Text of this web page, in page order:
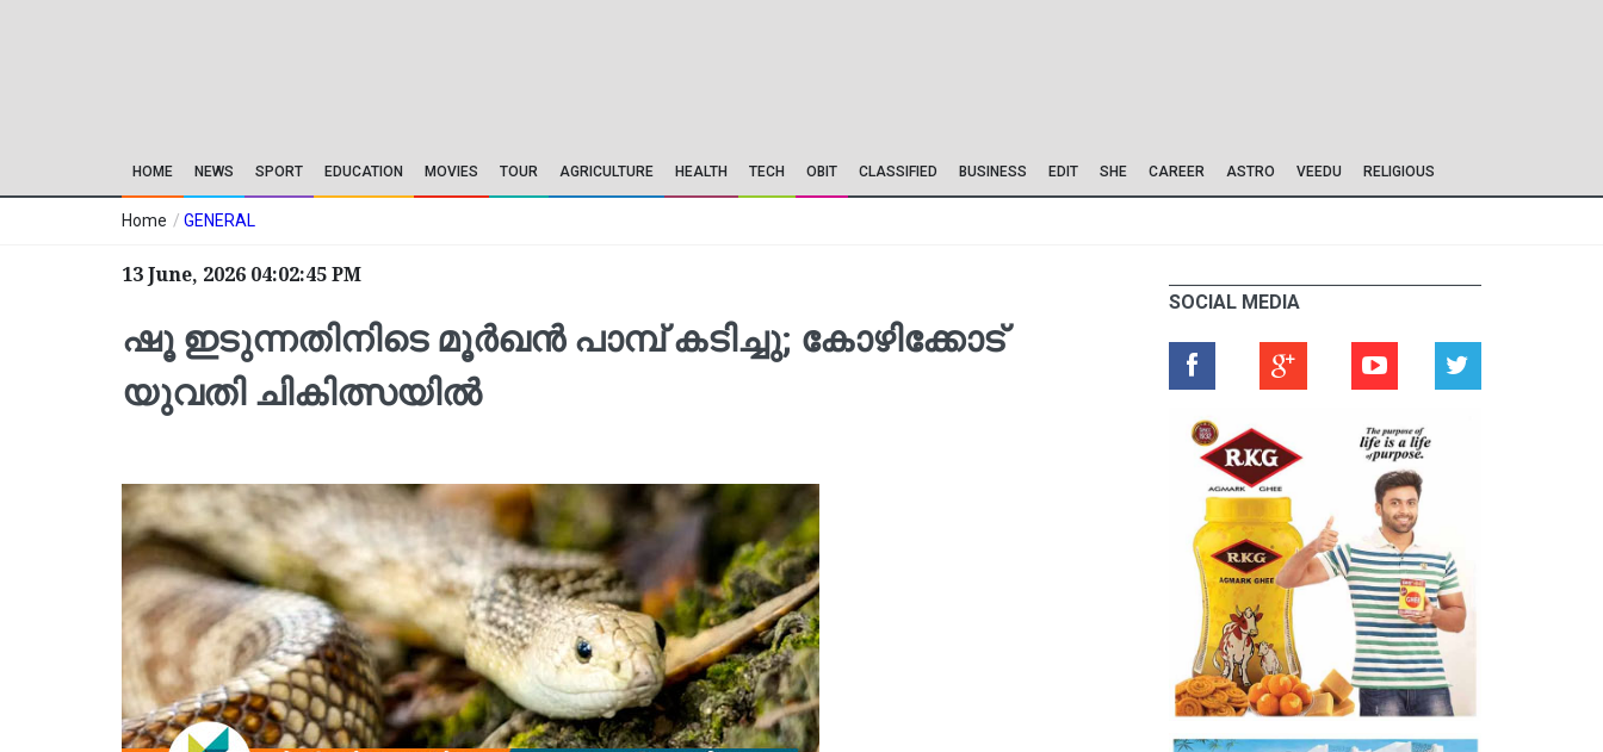
HOME NEWS SPORT EDUCATION MOVIES TOUR AGRICULTURE HEALTH TECH OBIT CLASSIFIED BUSINESS EDIT SHE CAREER ASTRO VEEDU RELIGIOUS
Home / GENERAL
13 June, 2026 04:02:45 PM
ഷൂ ഇടുന്നതിനിടെ മൂർഖൻ പാമ്പ് കടിച്ചു; കോഴിക്കോട്
യുവതി ചികിത്സയില്‍
SOCIAL MEDIA